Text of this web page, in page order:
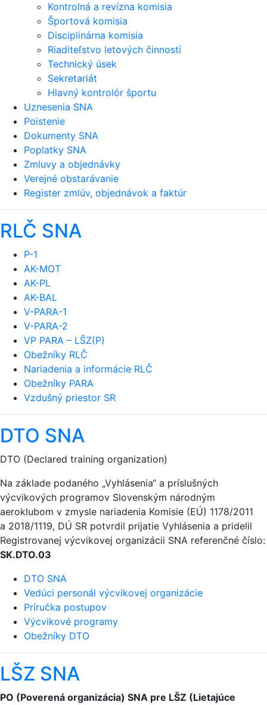
Kontrolná a revízna komisia
Športová komisia
Disciplinárna komisia
Riaditeľstvo letových činností
Technický úsek
Sekretariát
Hlavný kontrolór športu
Uznesenia SNA
Poistenie
Dokumenty SNA
Poplatky SNA
Zmluvy a objednávky
Verejné obstarávanie
Register zmlúv, objednávok a faktúr
RLČ SNA
P-1
AK-MOT
AK-PL
AK-BAL
V-PARA-1
V-PARA-2
VP PARA – LŠZ(P)
Obežníky RLČ
Nariadenia a informácie RLČ
Obežníky PARA
Vzdušný priestor SR
DTO SNA
DTO (Declared training organization)
Na základe podaného „Vyhlásenia“ a príslušných
výcvikových programov Slovenským národným
aeroklubom v zmysle nariadenia Komisie (EÚ) 1178/2011
a 2018/1119, DÚ SR potvrdil prijatie Vyhlásenia a pridelil
Registrovanej výcvikovej organizácii SNA referenčné číslo:
SK.DTO.03
DTO SNA
Vedúci personál výcvikovej organizácie
Príručka postupov
Výcvikové programy
Obežníky DTO
LŠZ SNA
PO (Poverená organizácia) SNA pre LŠZ (Lietajúce